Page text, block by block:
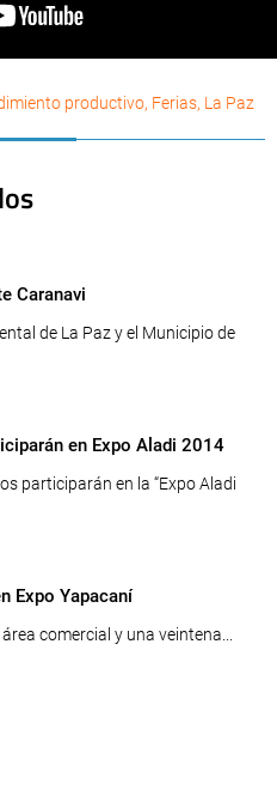
productivo, Ferias, La Paz
Caranavi
de La Paz y el Municipio de
en Expo Aladi 2014
participarán en la “Expo Aladi
Expo Yapacaní
comercial y una veintena...